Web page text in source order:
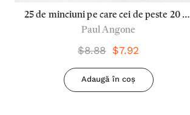
25 de minciuni pe care cei de peste 20 de
ani nu trebuie sa le mai creada
Paul Angone
$8.88 $7.92
Adaugă în coș